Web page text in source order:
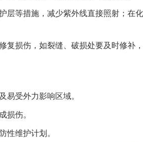
等措施，减少紫外线直接照射；在
复损伤，如裂缝、破损处要及时修补
易受外力影响区域。
损伤。
性维护计划。